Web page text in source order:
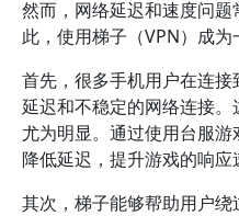
然而，网络延迟和速度问
此，使用梯子（VPN）成为
首先，很多手机用户在连
延迟和不稳定的网络连接
尤为明显。通过使用台服
降低延迟，提升游戏的响应
其次，梯子能够帮助用户